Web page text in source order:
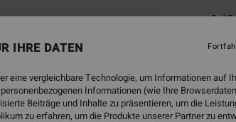
4/
ECO-
€
IHRE DATEN
eine vergleichbare Technologie, um Informationen auf
Informationen (wie Ihre
Beiträge und Inhalte zu präsentieren, um die
zu erfahren, um die Produkte unserer Partner zu